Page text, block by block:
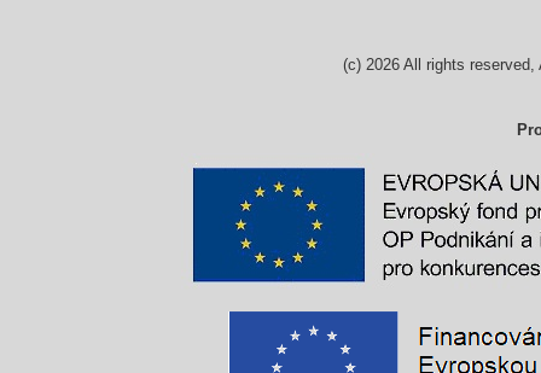
(c) 2026All rights reserved,